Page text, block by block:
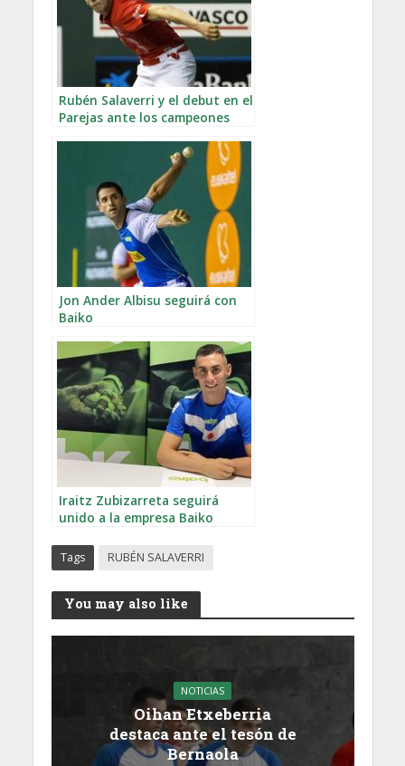
Rubén Salaverri y el debut en el
Parejas ante los campeones
Jon Ander Albisu seguirá con
Baiko
Iraitz Zubizarreta seguirá
unido a la empresa Baiko
Tags RUBÉN SALAVERRI
You may also like
NOTICIAS
Oihan Etxeberria
destaca ante el tesón de
Bernaola